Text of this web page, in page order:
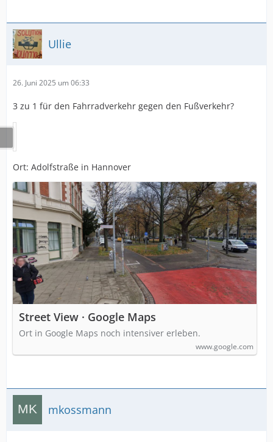
Ullie
26. Juni 2025 um 06:33
3 zu 1 für den Fahrradverkehr gegen den Fußverkehr?
Ort: Adolfstraße in Hannover
Street View · Google Maps
Ort in Google Maps noch intensiver erleben.
www.google.com
mkossmann